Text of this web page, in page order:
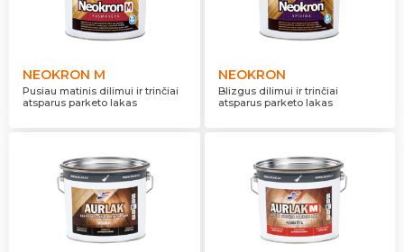
NEOKRON M
Pusiau matinis dilimui ir trinčiai
atsparus parketo lakas
NEOKRON
Blizgus dilimui ir trinčiai
atsparus parketo lakas